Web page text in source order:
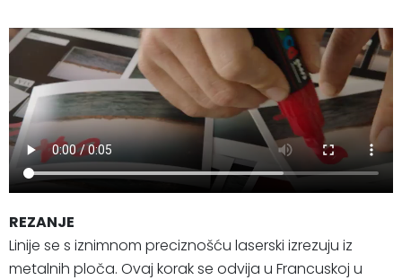
REZANJE
Linije se s iznimnom preciznošću laserski izrezuju iz
metalnih ploča. Ovaj korak se odvija u Francuskoj u